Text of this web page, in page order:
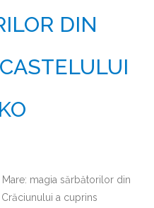
DIN
magia sărbătorilor din
a cuprins